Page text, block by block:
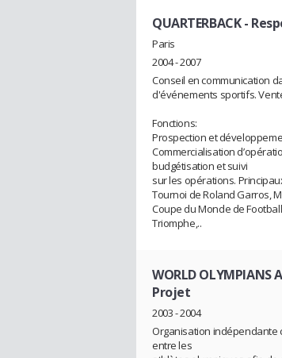
QUARTERBACK-
Paris
2004 - 2007
Conseil en communication
d'événements sportifs.
Fonctions:
Prospection et
Commercialisation
budgétisation et suivi
sur les opérations.
Tournoi de Roland Garros,
Coupe du Monde de
Triomphe,..
WORLD OLYMPIANS
Projet
2003 - 2004
Organisation indépendante
entre les